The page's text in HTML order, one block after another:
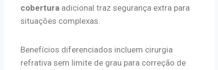
cobertura adicional traz segurança extra para
situações complexas.
Benefícios diferenciados incluem cirurgia
refrativa sem limite de grau para correção de